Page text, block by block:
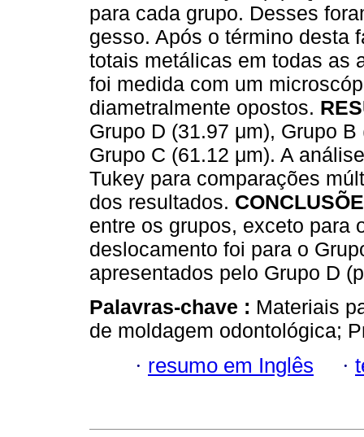
para cada grupo. Desses
gesso. Após o término desta
totais metálicas em todas as
foi medida com um
diametralmente opostos.
Grupo D (31.97 μm), Grupo
Grupo C (61.12 μm). A
Tukey para comparações
dos resultados.
entre os grupos, exceto para
deslocamento foi para o
apresentados pelo Grupo D
Palavras-chave : Materiais
de moldagem odontológica;
· resumo em Inglês ·